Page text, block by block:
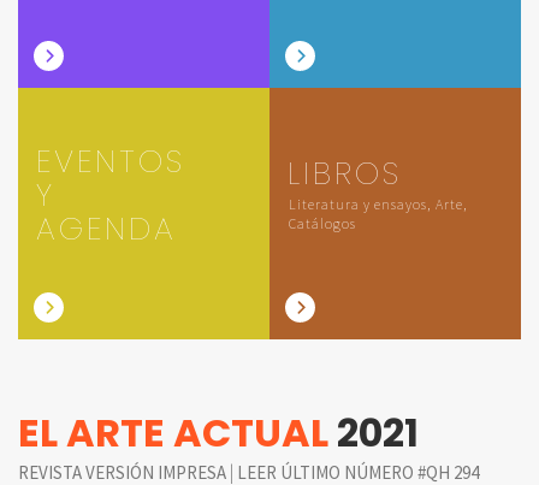
EVENTOS
Y
AGENDA
LIBROS
Literatura y ensayos, Arte,
Catálogos
EL ARTE ACTUAL2021
REVISTA VERSIÓN IMPRESA | LEER ÚLTIMO NÚMERO #QH 294